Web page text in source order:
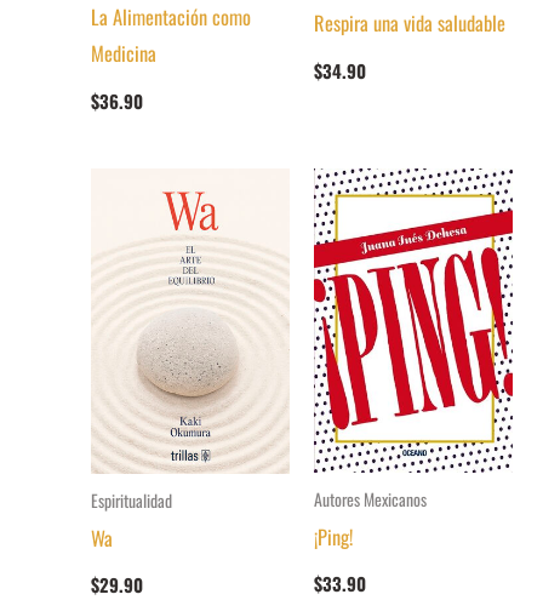
La Alimentación como
Medicina
$36.90
Respira una vida saludable
$34.90
Espiritualidad
Wa
$29.90
Autores Mexicanos
¡Ping!
$33.90